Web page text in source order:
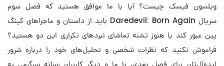
ویلسون فیسک چیست؟ آیا با ما موافق هستید که فصل سوم
سریال Daredevil: Born Again باید از داستان و ماجراهای کینگ
پین عبور کند یا هنوز تشنه تماشای نبردهای تکراری این دو هستید؟
فراموش نکنید که نظرات شخصی و تحلیل‌های خود را درباره شرور
ایده‌آل‌تان برای فصل بعدی، با ما و دیگر کاربران رسانه سرگرمی به